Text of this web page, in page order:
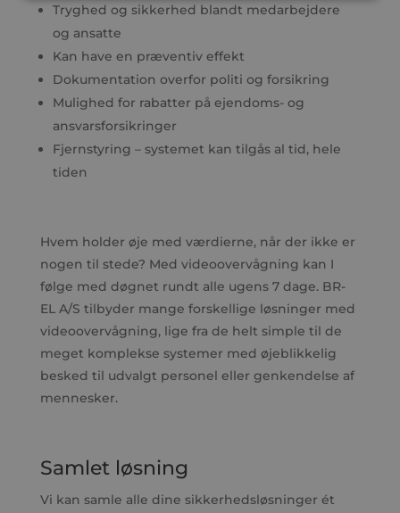
Tryghed og sikkerhed blandt medarbejdere
og ansatte
Kan have en præventiv effekt
Dokumentation overfor politi og forsikring
Mulighed for rabatter på ejendoms- og
ansvarsforsikringer
Fjernstyring – systemet kan tilgås al tid, hele
tiden
Hvem holder øje med værdierne, når der ikke er
nogen til stede? Med videoovervågning kan I
følge med døgnet rundt alle ugens 7 dage. BR-
EL A/S tilbyder mange forskellige løsninger med
videoovervågning, lige fra de helt simple til de
meget komplekse systemer med øjeblikkelig
besked til udvalgt personel eller genkendelse af
mennesker.
Samlet løsning
Vi kan samle alle dine sikkerhedsløsninger ét